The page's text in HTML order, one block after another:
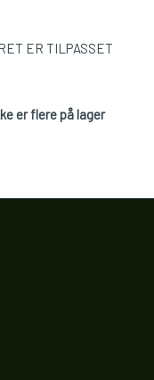
ER TILPASSET
er flere på lager